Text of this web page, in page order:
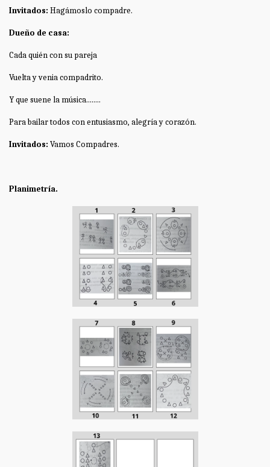
Invitados: Hagámoslo compadre.
Dueño de casa:
Cada quién con su pareja
Vuelta y venia compadrito.
Y que suene la música........
Para bailar todos con entusiasmo, alegría y corazón.
Invitados: Vamos Compadres.
Planimetría.